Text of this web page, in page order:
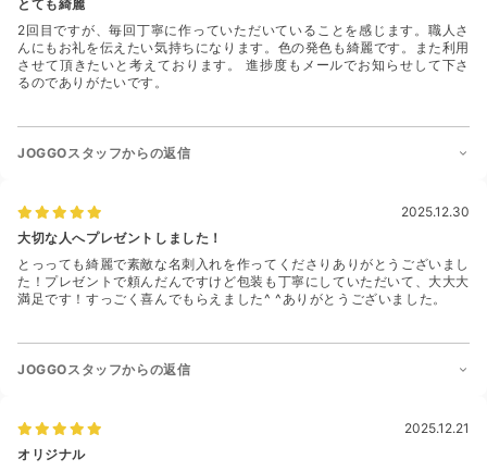
とても綺麗
2回目ですが、毎回丁寧に作っていただいていることを感じます。職人さ
んにもお礼を伝えたい気持ちになります。色の発色も綺麗です。また利用
させて頂きたいと考えております。 進捗度もメールでお知らせして下さ
るのでありがたいです。
JOGGOスタッフからの返信
2025.12.30
大切な人へプレゼントしました！
とっっても綺麗で素敵な名刺入れを作ってくださりありがとうございまし
た！プレゼントで頼んだんですけど包装も丁寧にしていただいて、大大大
満足です！すっごく喜んでもらえました^ ^ありがとうございました。
JOGGOスタッフからの返信
2025.12.21
オリジナル